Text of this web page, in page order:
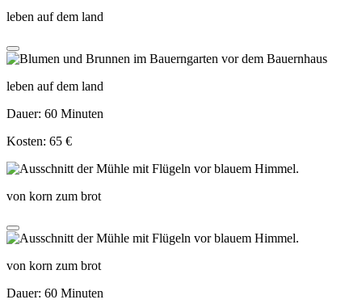
leben auf dem land
leben auf dem land
Dauer: 60 Minuten
Kosten: 65 €
von korn zum brot
von korn zum brot
Dauer: 60 Minuten